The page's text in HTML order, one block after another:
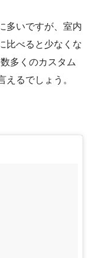
多いですが、室内
比べると少なくな
多くのカスタム
えるでしょう。